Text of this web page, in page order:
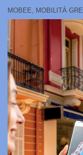
MOBEE, MOBILITÀ